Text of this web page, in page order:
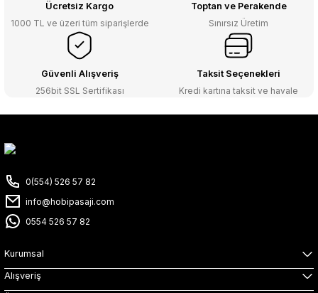
Ücretsiz Kargo
1000 TL ve üzeri tüm siparişlerde
Toptan ve Perakende
Sınırsız Üretim
Güvenli Alışveriş
256bit SSL Sertifikası
Taksit Seçenekleri
Kredi kartına taksit ve havale
0(554) 526 57 82
info@hobipasaji.com
0554 526 57 82
Kurumsal
Alışveriş